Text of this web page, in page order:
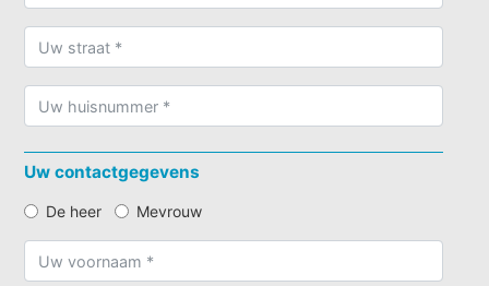
Uw contactgegevens
De heer Mevrouw